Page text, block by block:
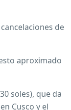
de
aproximado
soles), que da
Cusco y el